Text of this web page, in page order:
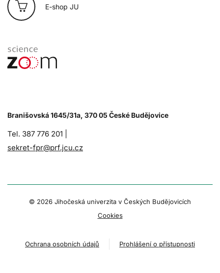
E-shop JU
Branišovská 1645/31a, 370 05 České Budějovice
Tel. 387 776 201 |
sekret-fpr@prf.jcu.cz
© 2026 Jihočeská univerzita v Českých Budějovicích
Cookies
Ochrana osobních údajů Prohlášení o přístupnosti